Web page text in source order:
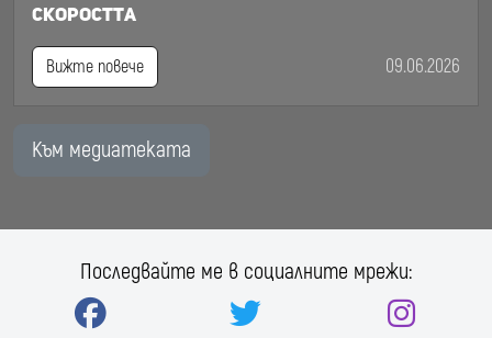
скоростта
Вижте повече 09.06.2026
Към медиатеката
Последвайте ме в социалните мрежи: